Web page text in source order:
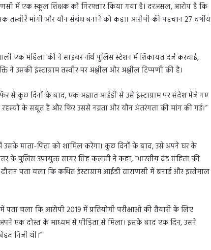
में एक स्कूल शिक्षक को गिरफ्तार किया गया है। दरअसल, आरोप है कि
तस्वीरें मांगी और यौन संबंध बनाने को कहा। आरोपी की पहचान 27 वर्षीय
एक महिला की ने साइबर नॉर्थ पुलिस स्टेशन में शिकायत दर्ज करवाई,
ने उसकी इंस्टाग्राम तस्वीर पर अश्लील और अश्लील टिप्पणी की है।
से कुछ दिनों के बाद, एक अज्ञात आईडी से उसे इंस्टाग्राम पर संदेश भेजे गए
के सबूत हैं और फिर उससे नग्नता और यौन अंतरंगता की मांग की गई।”
माता-पिता को शामिल करेगा। कुछ दिनों के बाद, उसे अपने घर के
के पुलिस उपायुक्त सागर सिंह कलसी ने कहा, “भारतीय दंड संहिता की
पता चला कि कथित इंस्टाग्राम आईडी वाराणसी में बनाई और इस्तेमाल
चला कि आरोपी 2019 में प्रतियोगी परीक्षाओं की तैयारी के लिए
एक दोस्त के माध्यम से पीड़िता से मिला। इसके बाद एक दिन, उसने
निजी थी।”